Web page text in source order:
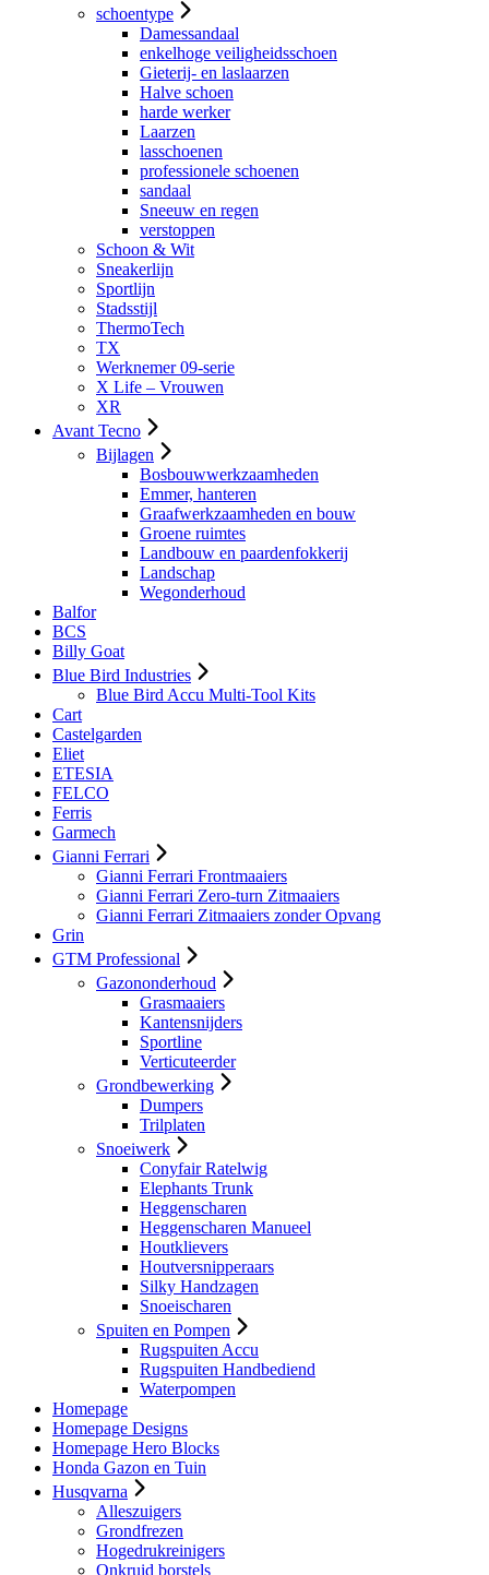
schoentype
Damessandaal
enkelhoge veiligheidsschoen
Gieterij- en laslaarzen
Halve schoen
harde werker
Laarzen
lasschoenen
professionele schoenen
sandaal
Sneeuw en regen
verstoppen
Schoon & Wit
Sneakerlijn
Sportlijn
Stadsstijl
ThermoTech
TX
Werknemer 09-serie
X Life – Vrouwen
XR
Avant Tecno
Bijlagen
Bosbouwwerkzaamheden
Emmer, hanteren
Graafwerkzaamheden en bouw
Groene ruimtes
Landbouw en paardenfokkerij
Landschap
Wegonderhoud
Balfor
BCS
Billy Goat
Blue Bird Industries
Blue Bird Accu Multi-Tool Kits
Cart
Castelgarden
Eliet
ETESIA
FELCO
Ferris
Garmech
Gianni Ferrari
Gianni Ferrari Frontmaaiers
Gianni Ferrari Zero-turn Zitmaaiers
Gianni Ferrari Zitmaaiers zonder Opvang
Grin
GTM Professional
Gazononderhoud
Grasmaaiers
Kantensnijders
Sportline
Verticuteerder
Grondbewerking
Dumpers
Trilplaten
Snoeiwerk
Conyfair Ratelwig
Elephants Trunk
Heggenscharen
Heggenscharen Manueel
Houtklievers
Houtversnipperaars
Silky Handzagen
Snoeischaren
Spuiten en Pompen
Rugspuiten Accu
Rugspuiten Handbediend
Waterpompen
Homepage
Homepage Designs
Homepage Hero Blocks
Honda Gazon en Tuin
Husqvarna
Alleszuigers
Grondfrezen
Hogedrukreinigers
Onkruid borstels